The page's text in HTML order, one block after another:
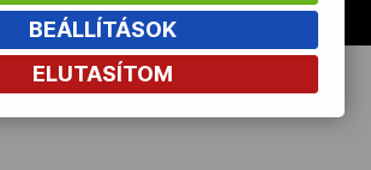
BEÁLLÍTÁSOK
ELUTASÍTOM